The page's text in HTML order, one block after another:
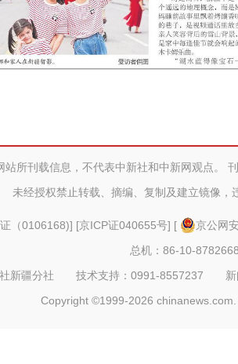
站所刊载信息，不代表中新社和中新网观点。
未经授权禁止转载、摘编、复制及建立镜像，
（0106168)] [京ICP证040655号] [
京公网
总机：86-10-
社新疆分社 技术支持：0991-8557237
Copyright ©1999-2026